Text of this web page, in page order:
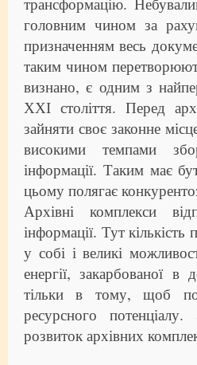
головним чином за
призначенням весь
таким чином
визнано, є одним з
ХХІ століття. Перед
зайняти своє законне
високими темпами
інформації. Таким має
цьому полягає
Архівні комплекси
інформації. Тут
у собі і великі
енергії, закарбованої в
тільки в тому, щоб
ресурсного
розвиток архівних